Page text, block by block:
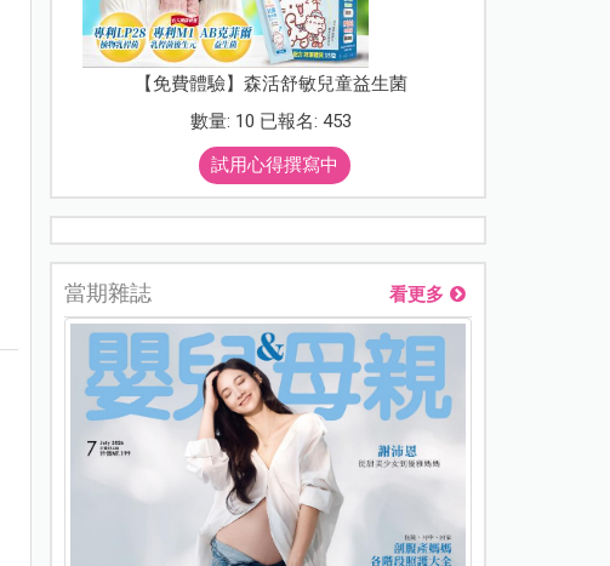
【免費體驗】森活舒敏兒童益生菌
數量: 10 已報名: 453
試用心得撰寫中
當期雜誌 看更多